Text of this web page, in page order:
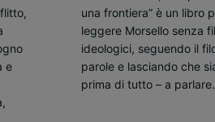
prima di tutto – a parlare.